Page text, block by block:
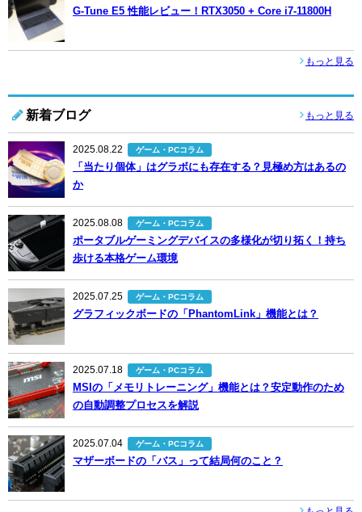
G-Tune E5 性能レビュー！RTX3050 + Core i7-11800H
もっと見る
新着ブログ もっと見る
2025.08.22 ゲーム・PCコラム
「当たり個体」はグラボにも存在する？見極め方はあるの
か
2025.08.08 ゲーム・PCコラム
ポータブルゲーミングデバイスの多様化が切り拓く！持ち
歩ける本格ゲーム環境
2025.07.25 ゲーム・PCコラム
グラフィックボードの「PhantomLink」機能とは？
2025.07.18 ゲーム・PCコラム
MSIの「メモリトレーニング」機能とは？安定動作のため
の自動調整プロセスを解説
2025.07.04 ゲーム・PCコラム
マザーボードの「バス」って結局何のこと？